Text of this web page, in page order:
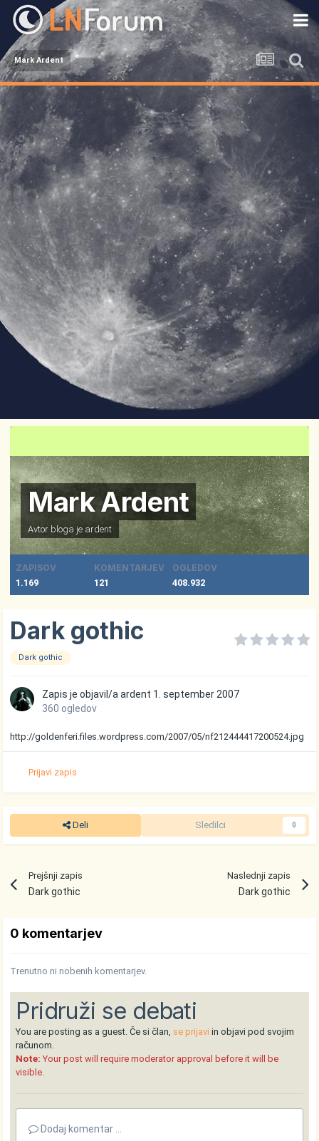
Mark Ardent
Mark Ardent
Avtor bloga je ardent
ZAPISOV
1.169
KOMENTARJEV
121
OGLEDOV
408.932
Dark gothic
Dark gothic
Zapis je objavil/aardent 1. september 2007
360 ogledov
http://goldenferi.files.wordpress.com/2007/05/nf212444417200524.jpg
Prijavi zapis
Deli Sledilci 0
Prejšnji zapis
Dark gothic
Naslednji zapis
Dark gothic
0 komentarjev
Trenutno ni nobenih komentarjev.
Pridruži se debati
You are posting as a guest. Če si član, se prijavi in objavi pod svojim
računom.
Note: Your post will require moderator approval before it will be
visible.
Dodaj komentar ...